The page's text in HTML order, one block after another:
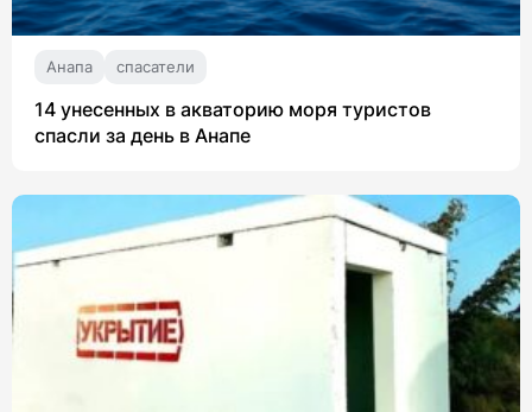
Анапа спасатели
14 унесенных в акваторию моря туристов
спасли за день в Анапе